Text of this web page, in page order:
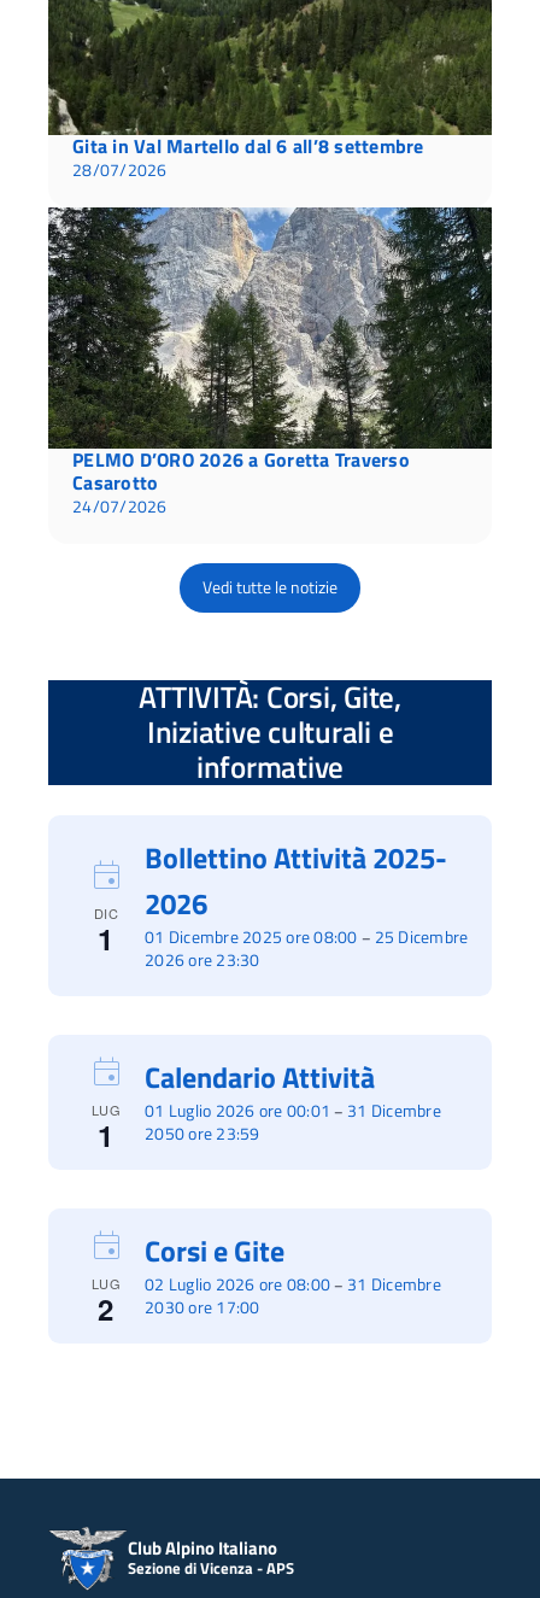
Gita in Val Martello dal 6 all’8 settembre
28/07/2026
PELMO D’ORO 2026 a Goretta Traverso
Casarotto
24/07/2026
Vedi tutte le notizie
ATTIVITÀ: Corsi, Gite,
Iniziative culturali e
informative
DIC
1 01 Dicembre 2025 ore 08:00 – 25 Dicembre
2026 ore 23:30
Bollettino Attività 2025-
2026
LUG
1
01 Luglio 2026 ore 00:01 – 31 Dicembre
2050 ore 23:59
Calendario Attività
LUG
2
02 Luglio 2026 ore 08:00– 31 Dicembre
2030 ore 17:00
Corsi e Gite
Club Alpino Italiano
Sezione di Vicenza - APS